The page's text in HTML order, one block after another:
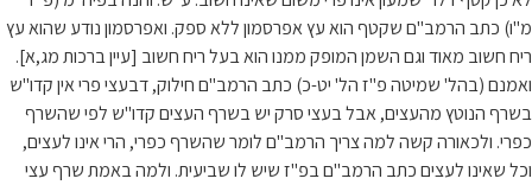
מ"ו) כתב הרמב"ם שקטף הוא עץ אפרסמון ללא ספק. ואפרסמון נודע שהוא עץ
ריח חשוב מאוד וגם השמן המופק ממנו הוא בעל ריח חשוב [עיין ברכות מג,א].
ואמנם (בהל' שמיטה פ"ז הל' יט-כ) כתב הרמב"ם חילוק, דבעצי פרי אין קדו"ש
בשרף הנוטץ מהעצים, אבל בעצי סרק יש בשרף העצים קדו"ש לפי שהשרף
כפרי. ולכאורה קשה למה צריך הרמב"ם לומר שהשרף כפרי, הרי אינו לעצים,
וכל שאינו לעצים כתב הרמב"ם בפ"ז שיש לו שביעית. ולמה באמת שרף עצי